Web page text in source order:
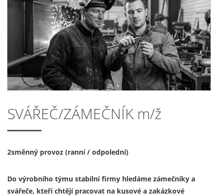
SVÁŘEČ/ZÁMEČNÍK m/ž
2směnný provoz (ranní / odpolední)
Do výrobního týmu stabilní firmy hledáme zámečníky a
svářeče, kteří chtějí pracovat na kusové a zakázkové